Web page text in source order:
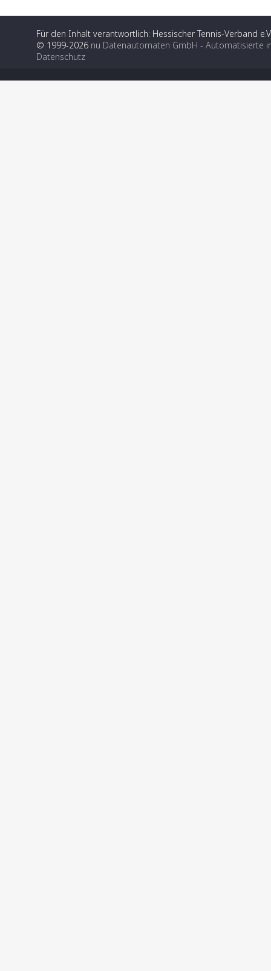
Für den Inhalt verantwortlich: Hessischer Tennis-Verband
© 1999-2026 nu Datenautomaten GmbH - Automatisierte
Datenschutz